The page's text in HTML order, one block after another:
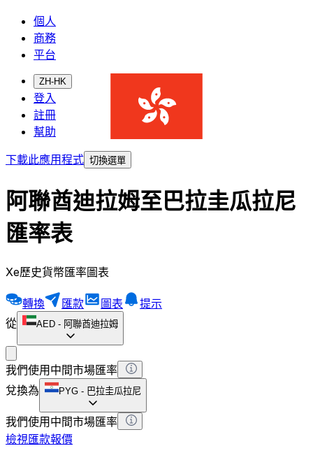
個人
商務
平台
ZH-HK
登入
註冊
幫助
下載此應用程式 切換選單
阿聯酋迪拉姆至巴拉圭瓜拉尼
匯率表
Xe歷史貨幣匯率圖表
轉換 匯款 圖表
提示
從
AED - 阿聯酋迪拉姆
我們使用中間市場匯率
兌換為
PYG - 巴拉圭瓜拉尼
我們使用中間市場匯率
檢視匯款報價